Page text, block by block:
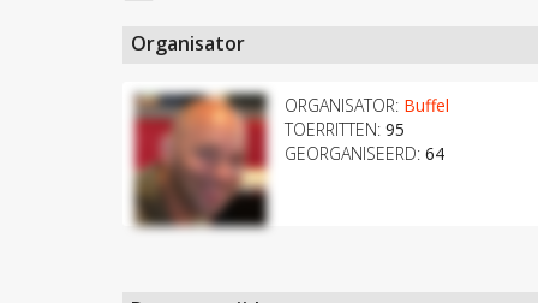
Organisator
ORGANISATOR: Buffel
TOERRITTEN: 95
GEORGANISEERD: 64